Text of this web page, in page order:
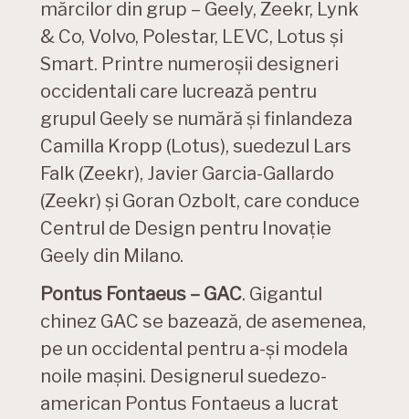
mărcilor din grup – Geely, Zeekr, Lynk
& Co, Volvo, Polestar, LEVC, Lotus și
Smart. Printre numeroșii designeri
occidentali care lucrează pentru
grupul Geely se numără și finlandeza
Camilla Kropp (Lotus), suedezul Lars
Falk (Zeekr), Javier Garcia-Gallardo
(Zeekr) și Goran Ozbolt, care conduce
Centrul de Design pentru Inovație
Geely din Milano.
Pontus Fontaeus – GAC. Gigantul
chinez GAC se bazează, de asemenea,
pe un occidental pentru a-și modela
noile mașini. Designerul suedezo-
american Pontus Fontaeus a lucrat